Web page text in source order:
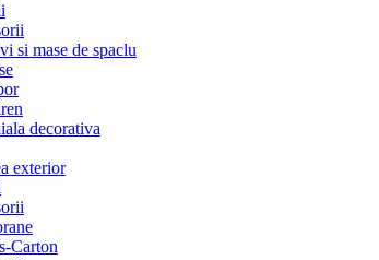
si mase de spaclu
decorativa
exterior
Carton